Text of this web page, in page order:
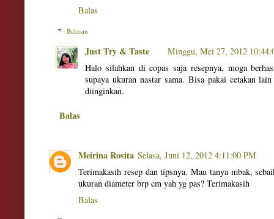
Balas
Balasan
Just Try & Taste
Minggu, Mei 27, 2012
Halo silahkan di copas saja resepnya, moga
supaya ukuran nastar sama. Bisa pakai cetakan
diinginkan.
Balas
Meirina Rosita Selasa, Juni 12, 2012 4:11:00 PM
Terimakasih resep dan tipsnya. Mau tanya mbak,
ukuran diameter brp cm yah yg pas? Terimakasih
Balas